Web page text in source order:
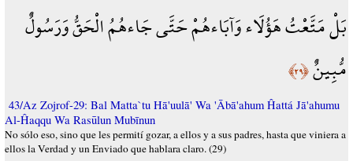
بَلْ مَتَّعْتُ هَؤُلَاء وَآبَاءهُمْ حَتَّى جَاءهُمُ الْحَقُّ وَرَسُولٌ
مُّبِينٌ﴿٢٩﴾
43/Az Zojrof-29: Bal Matta`tu Hā'uulā' Wa 'Ābā'ahum Ĥattá Jā'ahumu
Al-Ĥaqqu Wa Rasūlun Mubīnun
No sólo eso, sino que les permití gozar, a ellos y a sus padres, hasta que viniera a
ellos la Verdad y un Enviado que hablara claro. (29)